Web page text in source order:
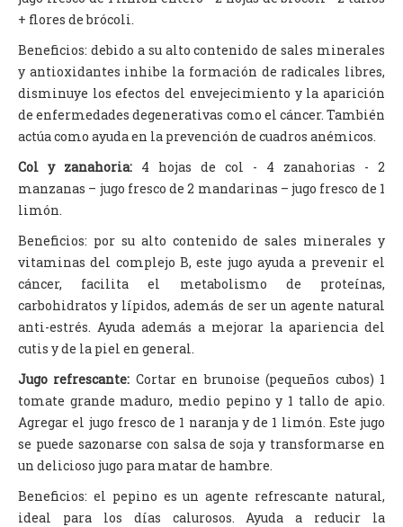
+ flores de brócoli.
Beneficios: debido a su alto contenido de sales minerales
y antioxidantes inhibe la formación de radicales libres,
disminuye los efectos del envejecimiento y la aparición
de enfermedades degenerativas como el cáncer. También
actúa como ayuda en la prevención de cuadros anémicos.
Col y zanahoria: 4 hojas de col - 4 zanahorias - 2
manzanas – jugo fresco de 2 mandarinas – jugo fresco de 1
limón.
Beneficios: por su alto contenido de sales minerales y
vitaminas del complejo B, este jugo ayuda a prevenir el
cáncer, facilita el metabolismo de proteínas,
carbohidratos y lípidos, además de ser un agente natural
anti-estrés. Ayuda además a mejorar la apariencia del
cutis y de la piel en general.
Jugo refrescante: Cortar en brunoise (pequeños cubos) 1
tomate grande maduro, medio pepino y 1 tallo de apio.
Agregar el jugo fresco de 1 naranja y de 1 limón. Este jugo
se puede sazonarse con salsa de soja y transformarse en
un delicioso jugo para matar de hambre.
Beneficios: el pepino es un agente refrescante natural,
ideal para los días calurosos. Ayuda a reducir la